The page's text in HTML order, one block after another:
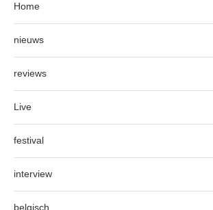
Home
nieuws
reviews
Live
festival
interview
belgisch